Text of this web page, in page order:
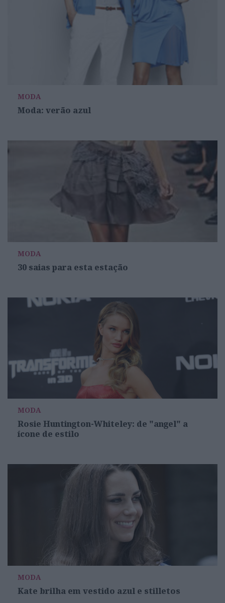
MODA
Moda: verão azul
MODA
30 saias para esta estação
MODA
Rosie Huntington-Whiteley: de "angel" a
ícone de estilo
MODA
Kate brilha em vestido azul e stilletos